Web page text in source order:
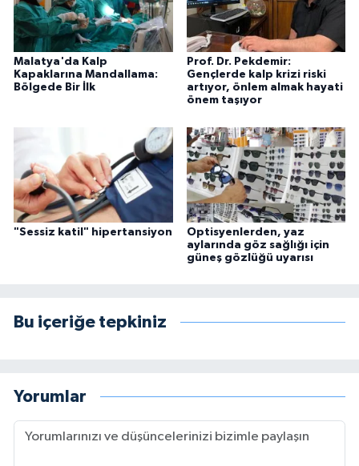
Malatya'da Kalp
Kapaklarına Mandallama:
Bölgede Bir İlk
Prof. Dr. Pekdemir:
Gençlerde kalp krizi riski
artıyor, önlem almak hayati
önem taşıyor
"Sessiz katil" hipertansiyon
Optisyenlerden, yaz
aylarında göz sağlığı için
güneş gözlüğü uyarısı
Bu içeriğe tepkiniz
Yorumlar